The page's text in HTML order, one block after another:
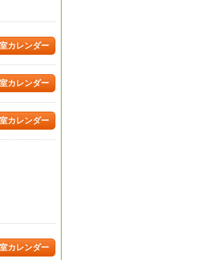
カレンダー
カレンダー
カレンダー
カレンダー